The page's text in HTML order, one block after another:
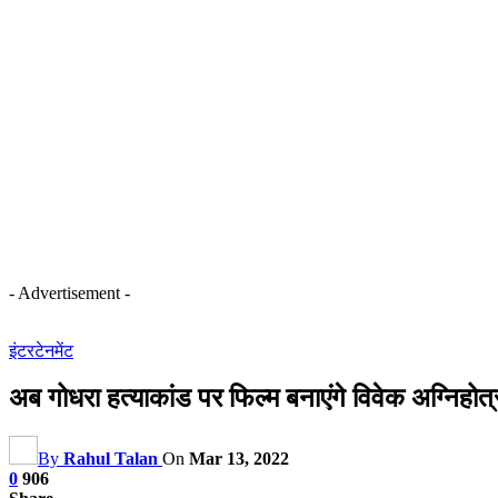
- Advertisement -
इंटरटेनमेंट
अब गोधरा हत्याकांड पर फिल्म बनाएंगे विवेक
By Rahul Talan On Mar 13, 2022
0 906